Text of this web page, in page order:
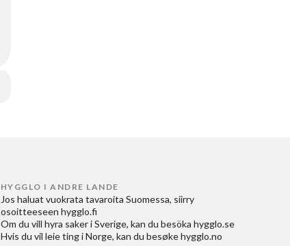
HYGGLO I ANDRE LANDE
Jos haluat vuokrata tavaroita Suomessa, siirry
osoitteeseen hygglo.fi
Om du vill hyra saker i Sverige, kan du besöka hygglo.se
Hvis du vil leie ting i Norge, kan du besøke hygglo.no